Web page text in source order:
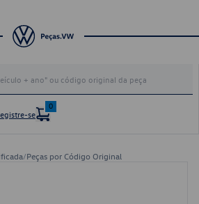
se
0
/Peças por Código Original